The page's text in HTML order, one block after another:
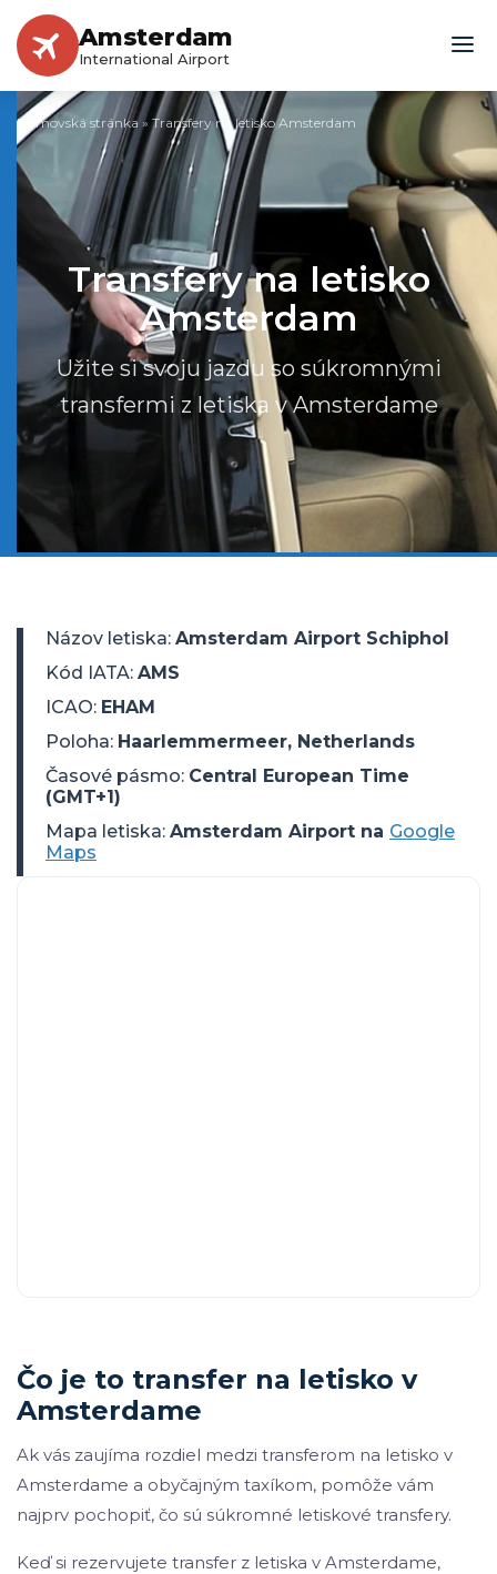
Amsterdam
International Airport
Domovská stránka » Transfery na letisko Amsterdam
Transfery na letisko
Amsterdam
Užite si svoju jazdu so súkromnými
transfermi z letiska v Amsterdame
Čo je to transfer na letisko v
Amsterdame
Ak vás zaujíma rozdiel medzi transferom na letisko v
Amsterdame a obyčajným taxíkom, pomôže vám
najprv pochopiť, čo sú súkromné letiskové transfery.
Keď si rezervujete transfer z letiska v Amsterdame,
Názov letiska: Amsterdam Airport Schiphol
Kód IATA: AMS
ICAO: EHAM
Poloha: Haarlemmermeer, Netherlands
Časové pásmo: Central European Time
(GMT+1)
Mapa letiska: Amsterdam Airport na Google
Maps